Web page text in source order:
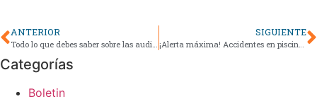
ANTERIOR
Todo lo que debes saber sobre las auditorias de cumplimiento
SIGUIENTE
¡Alerta máxima! Accidentes en piscinas: la nueva ley te protege, evita multas accidentes y muertes ¡Viaja seguro y tranquilo! Con un Plan de Emergencia Vial
Categorías
Boletin